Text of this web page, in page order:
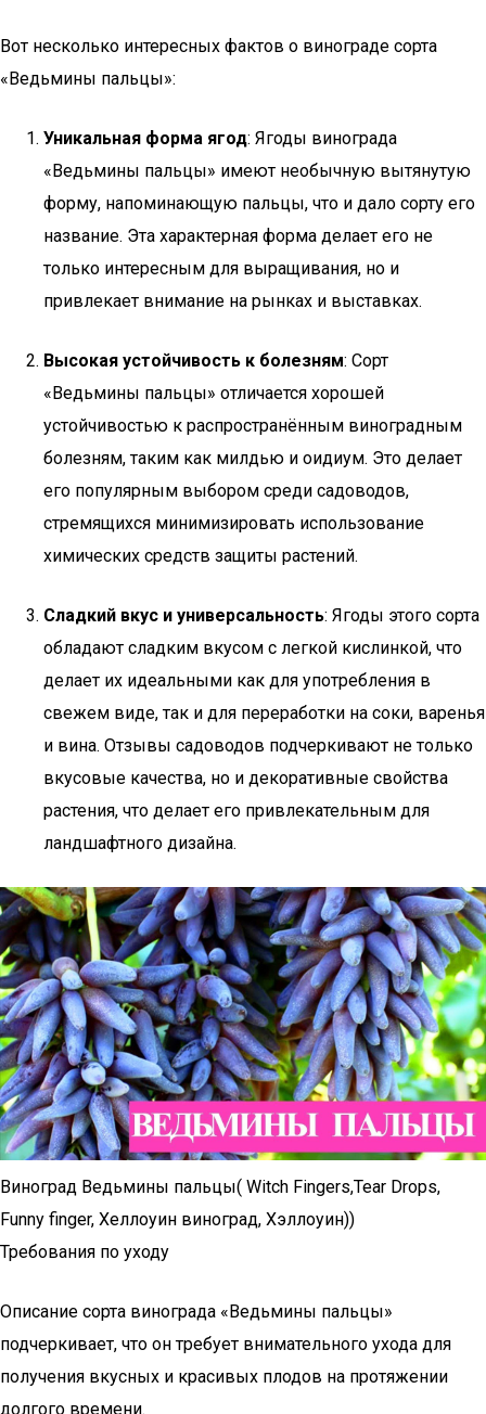
Вот несколько интересных фактов о винограде сорта
«Ведьмины пальцы»:
Уникальная форма ягод: Ягоды винограда
«Ведьмины пальцы» имеют необычную вытянутую
форму, напоминающую пальцы, что и дало сорту его
название. Эта характерная форма делает его не
только интересным для выращивания, но и
привлекает внимание на рынках и выставках.
Высокая устойчивость к болезням: Сорт
«Ведьмины пальцы» отличается хорошей
устойчивостью к распространённым виноградным
болезням, таким как милдью и оидиум. Это делает
его популярным выбором среди садоводов,
стремящихся минимизировать использование
химических средств защиты растений.
Сладкий вкус и универсальность: Ягоды этого сорта
обладают сладким вкусом с легкой кислинкой, что
делает их идеальными как для употребления в
свежем виде, так и для переработки на соки, варенья
и вина. Отзывы садоводов подчеркивают не только
вкусовые качества, но и декоративные свойства
растения, что делает его привлекательным для
ландшафтного дизайна.
Виноград Ведьмины пальцы( Witch Fingers,Tear Drops,
Funny finger, Хеллоуин виноград, Хэллоуин))
Требования по уходу
Описание сорта винограда «Ведьмины пальцы»
подчеркивает, что он требует внимательного ухода для
получения вкусных и красивых плодов на протяжении
долгого времени.